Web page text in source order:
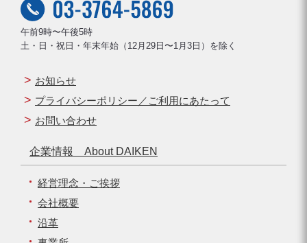
午前9時〜午後5時
土・日・祝日・年末年始（12月29日〜1月3日）を除く
お知らせ
プライバシーポリシー／ご利用にあたって
お問い合わせ
企業情報 About DAIKEN
経営理念・ご挨拶
会社概要
沿革